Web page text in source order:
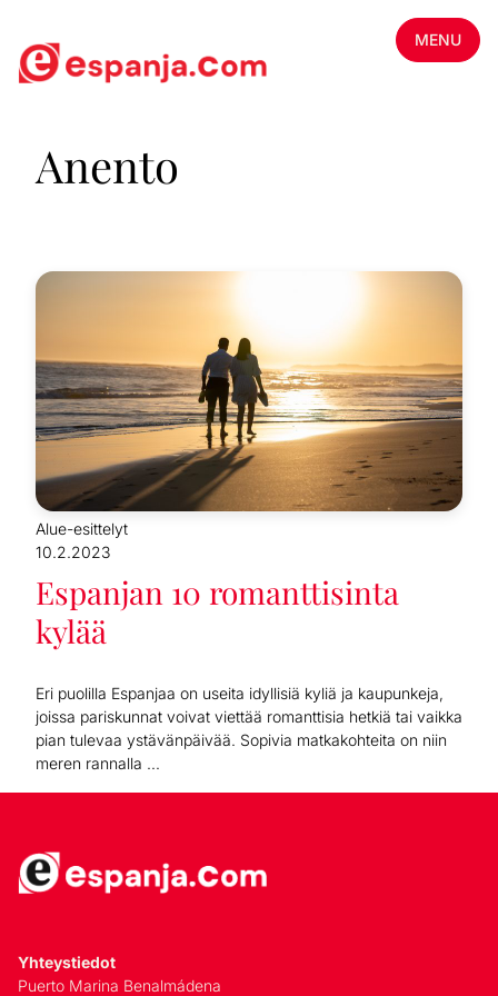
MENU
Anento
Alue-esittelyt
10.2.2023
Espanjan 10 romanttisinta
kylää
Eri puolilla Espanjaa on useita idyllisiä kyliä ja kaupunkeja,
joissa pariskunnat voivat viettää romanttisia hetkiä tai vaikka
pian tulevaa ystävänpäivää. Sopivia matkakohteita on niin
meren rannalla ...
Yhteystiedot
Puerto Marina Benalmádena